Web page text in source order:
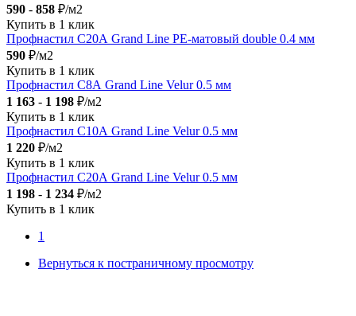
590 - 858 ₽/м2
Купить в 1 клик
Профнастил С20А Grand Line PE-матовый double 0.4 мм
590 ₽/м2
Купить в 1 клик
Профнастил С8А Grand Line Velur 0.5 мм
1 163 - 1 198 ₽/м2
Купить в 1 клик
Профнастил С10А Grand Line Velur 0.5 мм
1 220 ₽/м2
Купить в 1 клик
Профнастил С20А Grand Line Velur 0.5 мм
1 198 - 1 234 ₽/м2
Купить в 1 клик
1
Вернуться к постраничному просмотру